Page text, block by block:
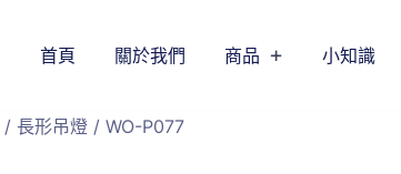
首頁 關於我們 商品 小知識
/ 長形吊燈 / WO-P077